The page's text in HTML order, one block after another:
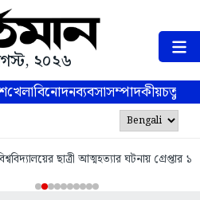
২০২৬
খেলাবিনোদনব্যবসাসম্পাদকীয়
ছাত্রী আত্মহত্যার ঘটনায় গ্রেপ্তার ১